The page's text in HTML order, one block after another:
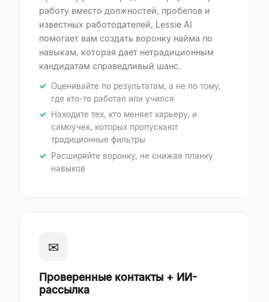
работу вместо должностей, пробелов и
известных работодателей, Lessie AI
помогает вам создать воронку найма по
навыкам, которая дает нетрадиционным
кандидатам справедливый шанс.
Оценивайте по результатам, а не по тому,
где кто-то работал или учился
Находите тех, кто меняет карьеру, и
самоучек, которых пропускают
традиционные фильтры
Расширяйте воронку, не снижая планку
навыков
✉
Проверенные контакты + ИИ-
рассылка